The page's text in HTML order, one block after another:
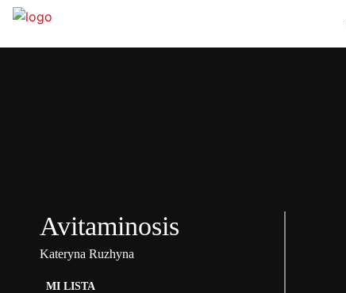
Avitaminosis
Kateryna Ruzhyna
MI LISTA